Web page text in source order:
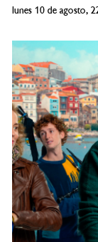
lunes 10 de agosto,